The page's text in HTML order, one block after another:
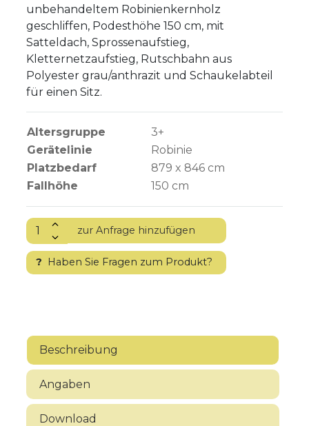
unbehandeltem Robinienkernholz
geschliffen, Podesthöhe 150 cm, mit
Satteldach, Sprossenaufstieg,
Kletternetzaufstieg, Rutschbahn aus
Polyester grau/anthrazit und Schaukelabteil
für einen Sitz.
Altersgruppe
3+
Gerätelinie
Robinie
Platzbedarf
879 x 846 cm
Fallhöhe
150 cm
? Haben Sie Fragen zum Produkt?
Beschreibung
Angaben
Download